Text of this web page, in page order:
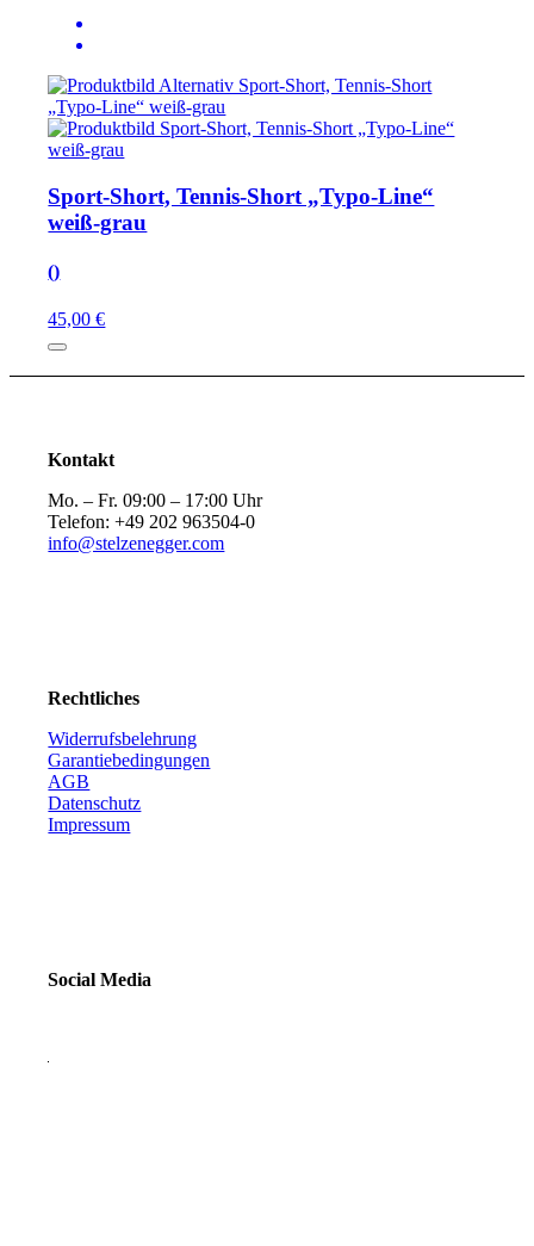
Sport-Short, Tennis-Short „Typo-Line“
weiß-grau
()
45,00 €
Kontakt
Mo. – Fr. 09:00 – 17:00 Uhr
Telefon: +49 202 963504-0
info@stelzenegger.com
Rechtliches
Widerrufsbelehrung
Garantiebedingungen
AGB
Datenschutz
Impressum
Social Media